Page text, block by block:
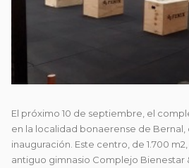
El próximo 10 de septiembre, el
en la localidad bonaerense de Bernal,
inauguración. Este centro, de 1.700
antiguo gimnasio Complejo Bienestar